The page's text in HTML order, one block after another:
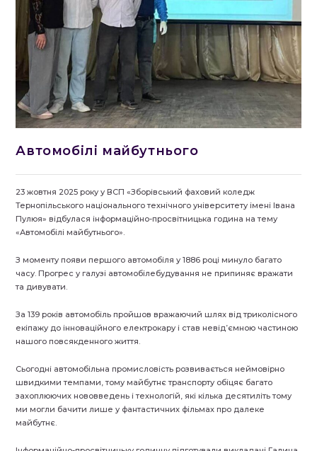
Автомобілі майбутнього
23 жовтня 2025 року у ВСП «Зборівський фаховий коледж
Тернопільського національного технічного університету імені Івана
Пулюя» відбулася інформаційно-просвітницька година на тему
«Автомобілі майбутнього».
З моменту появи першого автомобіля у 1886 році минуло багато
часу. Прогрес у галузі автомобілебудування не припиняє вражати
та дивувати.
За 139 років автомобіль пройшов вражаючий шлях від триколісного
екіпажу до інноваційного електрокару і став невід’ємною частиною
нашого повсякденного життя.
Сьогодні автомобільна промисловість розвивається неймовірно
швидкими темпами, тому майбутнє транспорту обіцяє багато
захоплюючих нововведень і технологій, які кілька десятиліть тому
ми могли бачити лише у фантастичних фільмах про далеке
майбутнє.